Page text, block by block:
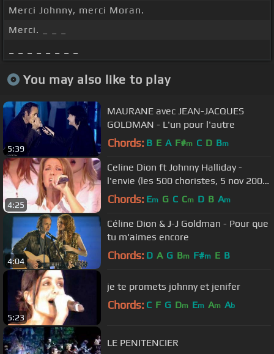
Merci Johnny, merci Moran.
Merci. _ _ _
You may also like to play
5:39
MAURANE avec JEAN-JACQUES
GOLDMAN - L'un pour l'autre
Chords: B E A F#m C D Bm
4:25
Celine Dion ft Johnny Halliday -
l'envie (les 500 choristes, 5 nov 2005
live)
Chords: Em G C Cm D B Am
4:04
Céline Dion & J-J Goldman - Pour que
tu m'aimes encore
Chords: D A G Bm F#m E B
5:23
je te promets johnny et jenifer
Chords: C F G Dm Em Am Ab
LE PENITENCIER